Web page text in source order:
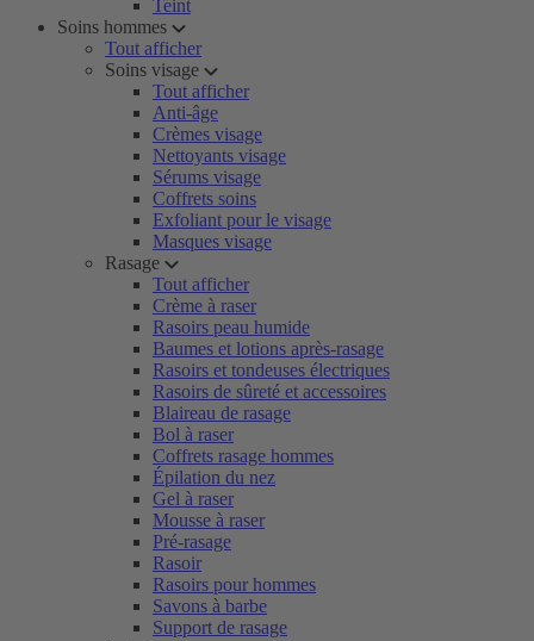
Teint
Soins hommes
Tout afficher
Soins visage
Tout afficher
Anti-âge
Crèmes visage
Nettoyants visage
Sérums visage
Coffrets soins
Exfoliant pour le visage
Masques visage
Rasage
Tout afficher
Crème à raser
Rasoirs peau humide
Baumes et lotions après-rasage
Rasoirs et tondeuses électriques
Rasoirs de sûreté et accessoires
Blaireau de rasage
Bol à raser
Coffrets rasage hommes
Épilation du nez
Gel à raser
Mousse à raser
Pré-rasage
Rasoir
Rasoirs pour hommes
Savons à barbe
Support de rasage